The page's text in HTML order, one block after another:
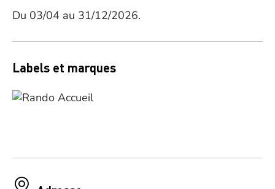
Du 03/04 au 31/12/2026.
Labels et marques